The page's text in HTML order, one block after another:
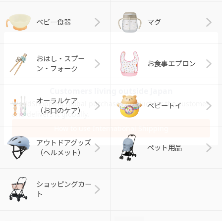
ベビー食器 マグ
おはし・スプー
ン・フォーク
お食事エプロン
オーラルケア
（お口のケア）
ベビートイ
アウトドアグッズ
（ヘルメット）
ペット用品
ショッピングカー
ト